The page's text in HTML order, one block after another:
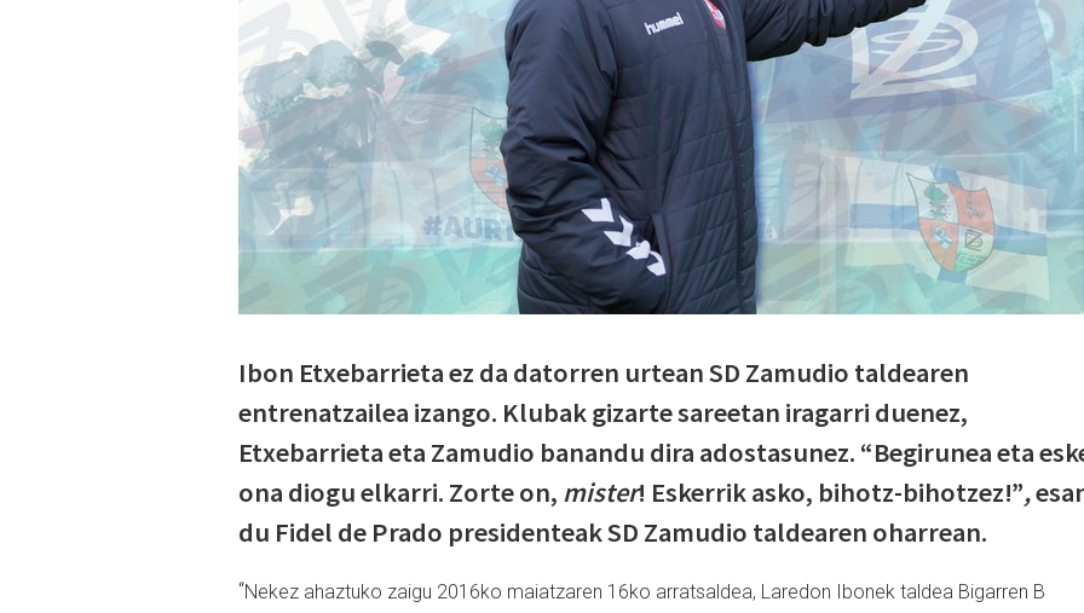
Ibon Etxebarrieta ez da datorren urtean SD Zamudio taldearen
entrenatzailea izango. Klubak gizarte sareetan iragarri duenez,
Etxebarrieta eta Zamudio banandu dira adostasunez. “Begirunea eta
ona diogu elkarri. Zorte on, mister! Eskerrik asko, bihotz-bihotzez!”,
du Fidel de Prado presidenteak SD Zamudio taldearen oharrean.
“Nekez ahaztuko zaigu 2016ko maiatzaren 16ko arratsaldea, Laredon Ibonek taldea Bigarren B